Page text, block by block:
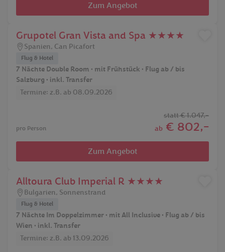
Zum Angebot
Grupotel Gran Vista and Spa ★★★★
Spanien, Can Picafort
Flug & Hotel
7 Nächte Double Room • mit Frühstück • Flug ab / bis
Salzburg • inkl. Transfer
Termine: z.B. ab 08.09.2026
statt€ 1.047,-
pro Person ab € 802,-
Zum Angebot
Alltoura Club Imperial R ★★★★
Bulgarien, Sonnenstrand
Flug & Hotel
7 Nächte Im Doppelzimmer • mit All Inclusive • Flug ab / bis
Wien • inkl. Transfer
Termine: z.B. ab 13.09.2026